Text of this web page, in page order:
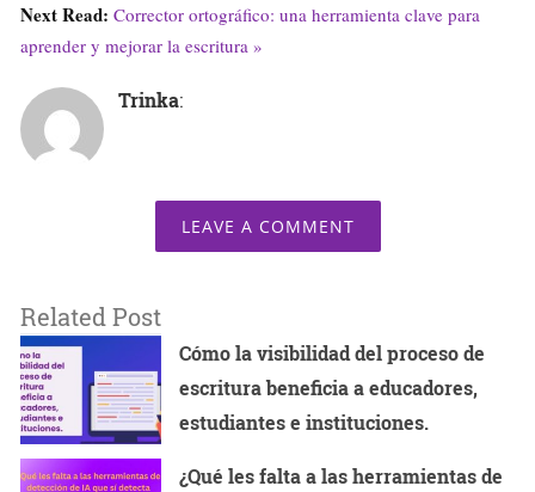
Next Read: Corrector ortográfico: una herramienta clave para
aprender y mejorar la escritura »
Trinka:
LEAVE A COMMENT
Related Post
Cómo la visibilidad del proceso de
escritura beneficia a educadores,
estudiantes e instituciones.
¿Qué les falta a las herramientas de